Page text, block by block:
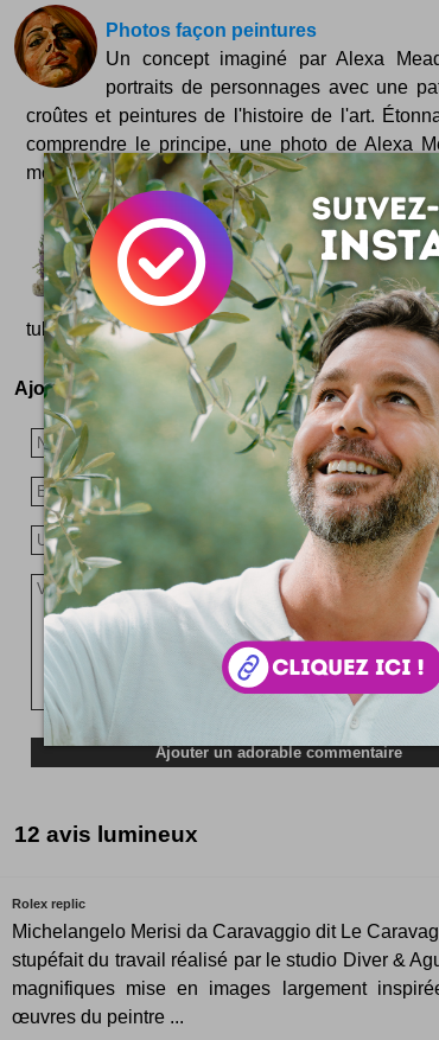
Photos façon peintures
Un concept imaginé par Alexa
portraits de personnages avec une
croûtes et peintures de l'histoire de l'art.
comprendre le principe, une photo de Alexa
modèle ... peint ! :) Et...
Grandir tous les jours
Juliette Warmenhoven fait grandir
Hollandaise a elle-même grandi
tulipes ... D'où une certain...
Ajoutez votre avis !
12 avis lumineux
Rolex replic
Michelangelo Merisi da Caravaggio dit Le
stupéfait du travail réalisé par le studio Diver &
magnifiques mise en images largement
œuvres du peintre ...